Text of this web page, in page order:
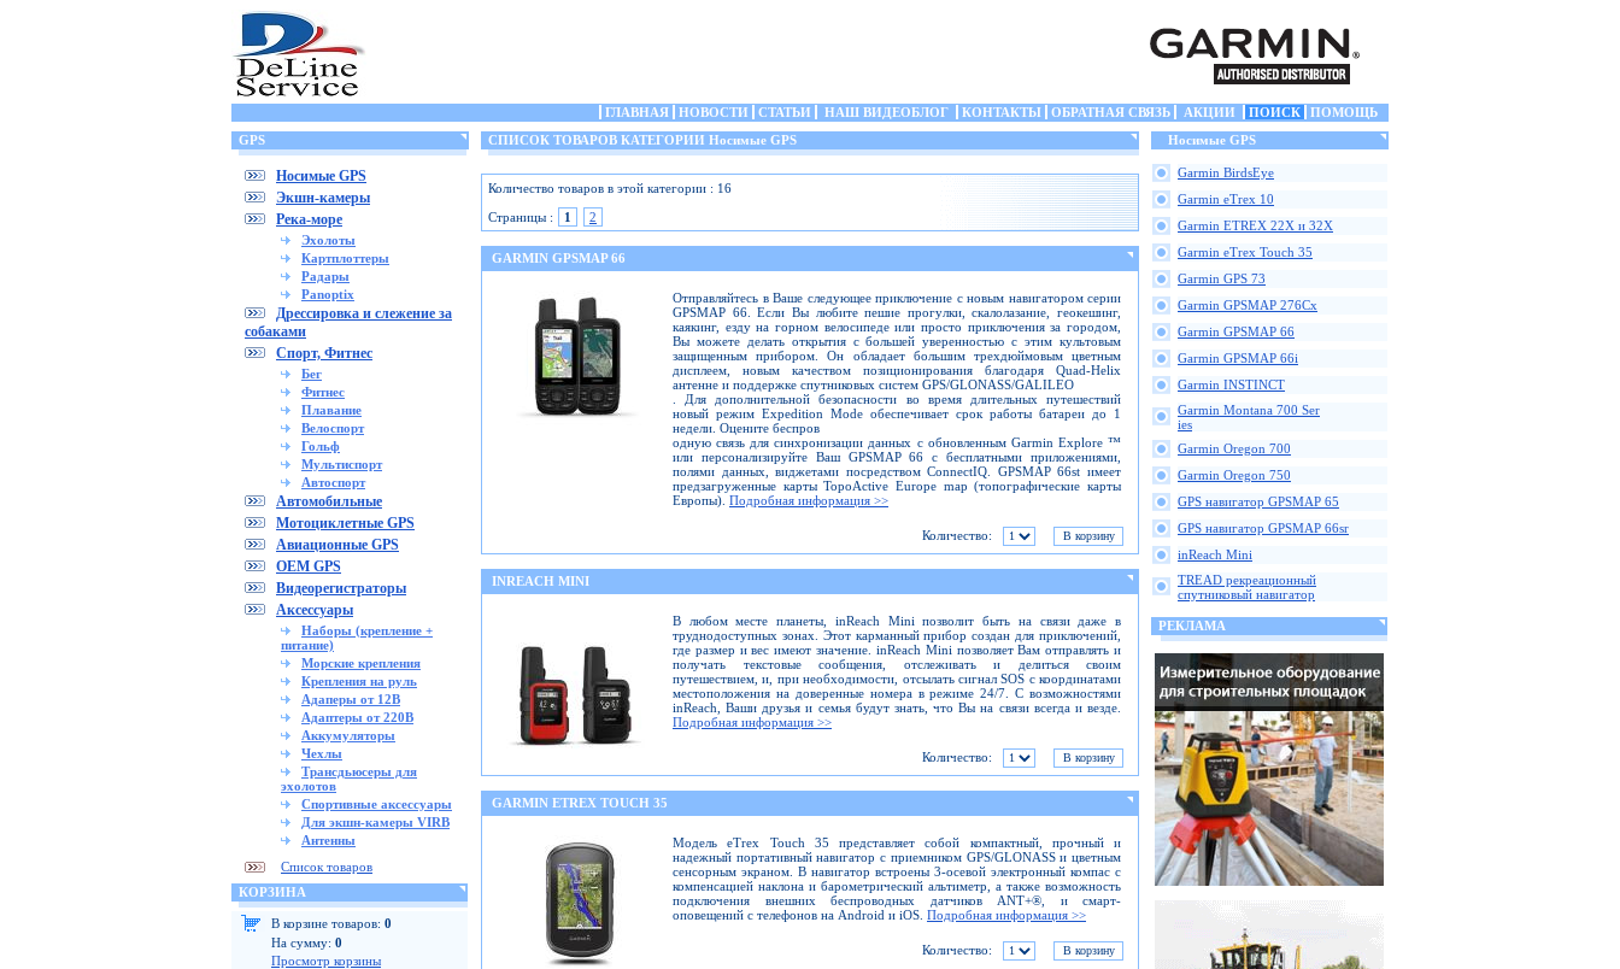
ГЛАВНАЯ НОВОСТИ СТАТЬИ НАШ ВИДЕОБЛОГ КОНТАКТЫ ОБРАТНАЯ СВЯЗЬ АКЦИИ ПОИСК
ПОМОЩЬ
GPS
Носимые GPS
Экшн-камеры
Река-море
Эхолоты
Картплоттеры
Радары
Panoptix
Дрессировка и слежение за
собаками
Спорт, Фитнес
Бег
Фитнес
Плавание
Велоспорт
Гольф
Мультиспорт
Автоспорт
Автомобильные
Мотоциклетные GPS
Авиационные GPS
OEM GPS
Видеорегистраторы
Аксессуары
Наборы (крепление +
питание)
Морские крепления
Крепления на руль
Адаперы от 12В
Адаптеры от 220В
Аккумуляторы
Чехлы
Трансдьюсеры для
эхолотов
Спортивные аксессуары
Для экшн-камеры VIRB
Антенны
Список товаров
КОРЗИНА
В корзине товаров: 0
На сумму: 0
Просмотр корзины
СПИСОК ТОВАРОВ КАТЕГОРИИ Носимые GPS
Количество товаров в этой категории : 16
Страницы :
1 2
GARMIN GPSMAP 66
Отправляйтесь в Ваше следующее приключение с новым навигатором серии
GPSMAP 66. Если Вы любите пешие прогулки, скалолазание, геокешинг,
каякинг, езду на горном велосипеде или просто приключения за городом,
Вы можете делать открытия с большей уверенностью с этим культовым
защищенным прибором. Он обладает большим трехдюймовым цветным
дисплеем, новым качеством позиционирования благодаря Quad-Helix
антенне и поддержке спутниковых систем GPS/GLONASS/GALILEO
. Для дополнительной безопасности во время длительных путешествий
новый режим Expedition Mode обеспечивает срок работы батареи до 1
недели. Оцените беспров
одную связь для синхронизации данных с обновленным Garmin Explore ™
или персонализируйте Ваш GPSMAP 66 с бесплатными приложениями,
полями данных, виджетами посредством ConnectIQ. GPSMAP 66st имеет
предзагруженные карты TopoActive Europe map (топографические карты
Европы). Подробная информация >>
Количество:
INREACH MINI
В любом месте планеты, inReach Mini позволит быть на связи даже в
труднодоступных зонах. Этот карманный прибор создан для приключений,
где размер и вес имеют значение. inReach Mini позволяет Вам отправлять и
получать текстовые сообщения, отслеживать и делиться своим
путешествием, и, при необходимости, отсылать сигнал SOS с координатами
местоположения на доверенные номера в режиме 24/7. С возможностями
inReach, Ваши друзья и семья будут знать, что Вы на связи всегда и везде.
Подробная информация >>
Количество:
GARMIN ETREX TOUCH 35
Модель eTrex Touch 35 представляет собой компактный, прочный и
надежный портативный навигатор с приемником GPS/GLONASS и цветным
сенсорным экраном. В навигатор встроены 3-осевой электронный компас с
компенсацией наклона и барометрический альтиметр, а также возможность
подключения внешних беспроводных датчиков ANT+®, и смарт-
оповещений с телефонов на Android и iOS. Подробная информация >>
Количество:
Носимые GPS
Garmin BirdsEye
Garmin eTrex 10
Garmin ETREX 22X и 32X
Garmin eTrex Touch 35
Garmin GPS 73
Garmin GPSMAP 276Cx
Garmin GPSMAP 66
Garmin GPSMAP 66i
Garmin INSTINCT
Garmin Montana 700 Ser
ies
Garmin Oregon 700
Garmin Oregon 750
GPS навигатор GPSMAP 65
GPS навигатор GPSMAP 66sr
inReach Mini
TREAD рекреационный
спутниковый навигатор
РЕКЛАМА